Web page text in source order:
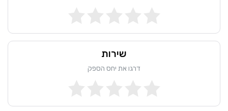
שירות
דרגו את יחס הספק